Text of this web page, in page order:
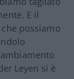
E il
possiamo
Leyen si è